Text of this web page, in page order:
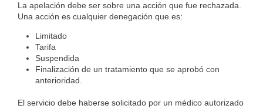
La apelación debe ser sobre una acción que fue rechazada.
Una acción es cualquier denegación que es:
Limitado
Tarifa
Suspendida
Finalización de un tratamiento que se aprobó con
anterioridad.
El servicio debe haberse solicitado por un médico autorizado